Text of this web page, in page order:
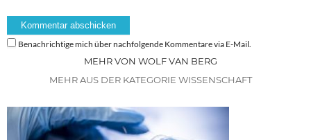
Benachrichtige mich über nachfolgende Kommentare via E-Mail.
MEHR VON WOLF VAN BERG
MEHR AUS DER KATEGORIE WISSENSCHAFT